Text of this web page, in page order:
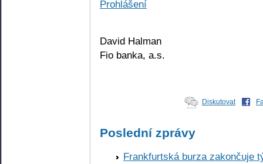
Prohlášení
David Halman
Fio banka, a.s.
Diskutovat
Poslední zprávy
Frankfurtská burza zakončuje